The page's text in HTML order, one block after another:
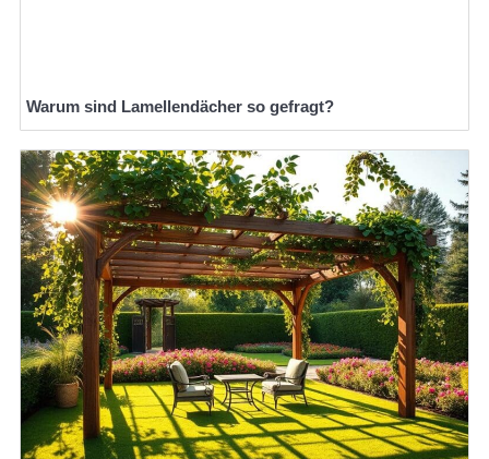
Warum sind Lamellendächer so gefragt?